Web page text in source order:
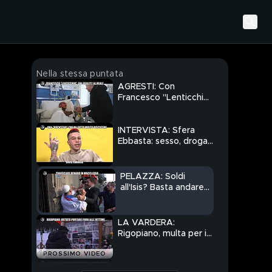
Nella stessa puntata
AGRESTI: Con
Francesco "Lenticchio"
INTERVISTA: Sfera
Ebbasta: sesso, droga
PELAZZA: Soldi
all'Isis? Basta andare
PROSSIMO VIDEO
LA VARDERA:
Rigopiano, multa per i